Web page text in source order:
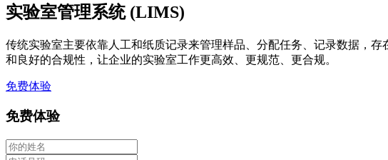
实验室管理系统 (LIMS)
传统实验室主要依靠人工和纸质记录来管理样品、分配任务、记录数据，
和良好的合规性，让企业的实验室工作更高效、更规范、更合规。
免费体验
免费体验